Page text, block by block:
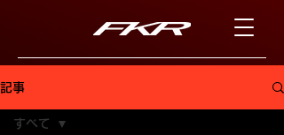
記事
すべて